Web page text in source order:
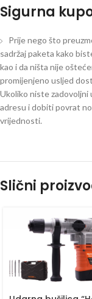
Sigurna
Prije nego što
sadržaj paketa kako
kao i da ništa nije
promijenjeno usljed
Ukoliko niste zadovoljni
adresu i dobiti povrat
vrijednosti.
Slični